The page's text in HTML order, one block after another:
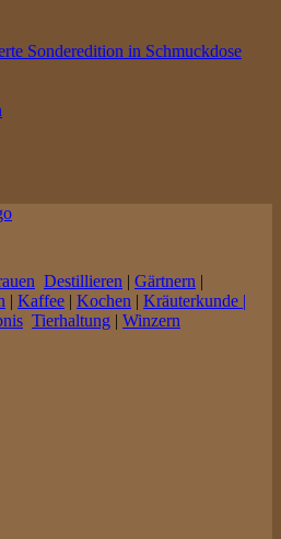
Sonderedition in Schmuckdose
Destillieren | Gärtnern |
| Kaffee | Kochen | Kräuterkunde |
Tierhaltung | Winzern